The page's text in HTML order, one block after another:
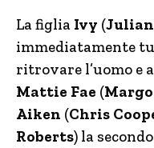
La figlia Ivy (
immediatamente
ritrovare l’uomo e
Mattie Fae (
Aiken (Chris
Roberts) la